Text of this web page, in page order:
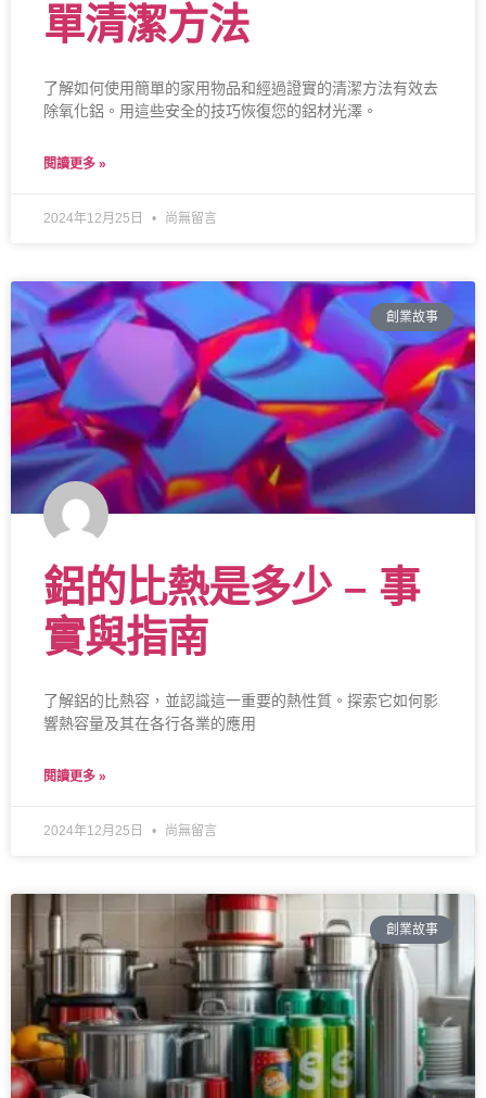
單清潔方法
了解如何使用簡單的家用物品和經過證實的清潔方法有效去
除氧化鋁。用這些安全的技巧恢復您的鋁材光澤。
閱讀更多 »
2024年12月25日 尚無留言
創業故事
鋁的比熱是多少 – 事
實與指南
了解鋁的比熱容，並認識這一重要的熱性質。探索它如何影
響熱容量及其在各行各業的應用
閱讀更多 »
2024年12月25日 尚無留言
創業故事